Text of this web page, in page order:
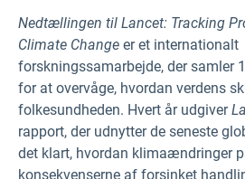
Nedtællingen til Lancet: Tracking
Climate Change er et internationalt
forskningssamarbejde, der samler
for at overvåge, hvordan verdens
folkesundheden. Hvert år udgiver
rapport, der udnytter de seneste
det klart, hvordan klimaændringer
konsekvenserne af forsinket